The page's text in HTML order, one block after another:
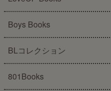
Boys Books
BLコレクション
801Books